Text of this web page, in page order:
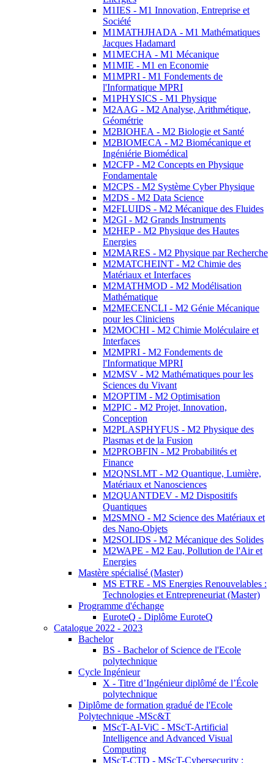
M1IES - M1 Innovation, Entreprise et
Société
M1MATHJHADA - M1 Mathématiques
Jacques Hadamard
M1MECHA - M1 Mécanique
M1MIE - M1 en Economie
M1MPRI - M1 Fondements de
l'Informatique MPRI
M1PHYSICS - M1 Physique
M2AAG - M2 Analyse, Arithmétique,
Géométrie
M2BIOHEA - M2 Biologie et Santé
M2BIOMECA - M2 Biomécanique et
Ingéniérie Biomédical
M2CFP - M2 Concepts en Physique
Fondamentale
M2CPS - M2 Système Cyber Physique
M2DS - M2 Data Science
M2FLUIDS - M2 Mécanique des Fluides
M2GI - M2 Grands Instruments
M2HEP - M2 Physique des Hautes
Energies
M2MARES - M2 Physique par Recherche
M2MATCHEINT - M2 Chimie des
Matériaux et Interfaces
M2MATHMOD - M2 Modélisation
Mathématique
M2MECENCLI - M2 Génie Mécanique
pour les Cliniciens
M2MOCHI - M2 Chimie Moléculaire et
Interfaces
M2MPRI - M2 Fondements de
l'Informatique MPRI
M2MSV - M2 Mathématiques pour les
Sciences du Vivant
M2OPTIM - M2 Optimisation
M2PIC - M2 Projet, Innovation,
Conception
M2PLASPHYFUS - M2 Physique des
Plasmas et de la Fusion
M2PROBFIN - M2 Probabilités et
Finance
M2QNSLMT - M2 Quantique, Lumière,
Matériaux et Nanosciences
M2QUANTDEV - M2 Dispositifs
Quantiques
M2SMNO - M2 Science des Matériaux et
des Nano-Objets
M2SOLIDS - M2 Mécanique des Solides
M2WAPE - M2 Eau, Pollution de l'Air et
Energies
Mastère spécialisé (Master)
MS ETRE - MS Energies Renouvelables :
Technologies et Entrepreneuriat (Master)
Programme d'échange
EuroteQ - Diplôme EuroteQ
Catalogue 2022 - 2023
Bachelor
BS - Bachelor of Science de l'Ecole
polytechnique
Cycle Ingénieur
X - Titre d’Ingénieur diplômé de l’École
polytechnique
Diplôme de formation gradué de l'Ecole
Polytechnique -MSc&T
MScT-AI-ViC - MScT-Artificial
Intelligence and Advanced Visual
Computing
MScT-CTD - MScT-Cybersecurity :